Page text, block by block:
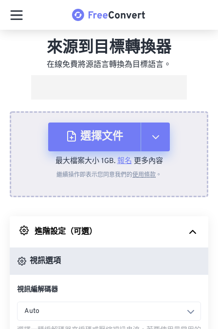
來源到目標轉換器
在線免費將源語言轉換為目標語言。
選擇文件
來自裝置
來自 Google 雲端硬碟
最大檔案大小 1GB.報名更多內容
繼續操作即表示您同意我們的使用條款 。
進階設定（可選）
視訊選項
視訊編解碼器
Auto